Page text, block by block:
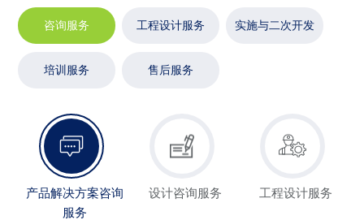
咨询服务 工程设计服务 实施与二次开发
培训服务 售后服务
产品解决方案咨询
服务
设计咨询服务 工程设计服务